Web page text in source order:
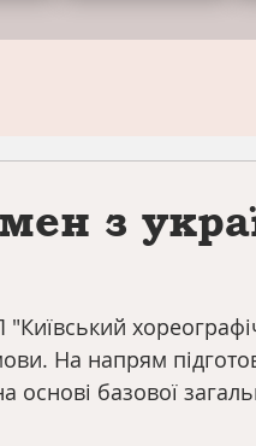
з
На напрям
базової